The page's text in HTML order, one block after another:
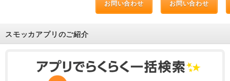
お問い合わせ お問い合わせ
スモッカアプリのご紹介